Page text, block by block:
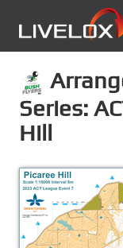
Series:
Hill